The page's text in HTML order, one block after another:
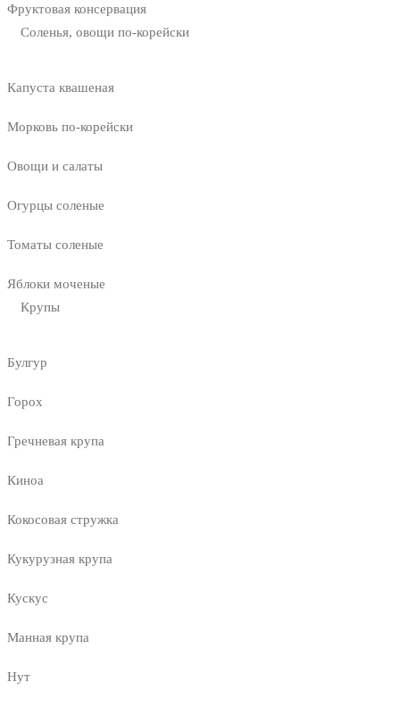
Фруктовая консервация
Соленья, овощи по-корейски
Капуста квашеная
Морковь по-корейски
Овощи и салаты
Огурцы соленые
Томаты соленые
Яблоки моченые
Крупы
Булгур
Горох
Гречневая крупа
Киноа
Кокосовая стружка
Кукурузная крупа
Кускус
Манная крупа
Нут